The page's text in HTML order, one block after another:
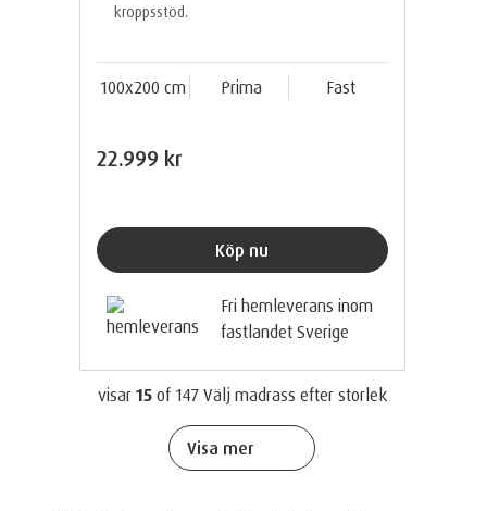
kroppsstöd.
100x200 cm Prima Fast
22.999 kr
Köp nu
Fri hemleverans inom
fastlandet Sverige
visar 15of 147Välj madrass efter storlek
Visa mer